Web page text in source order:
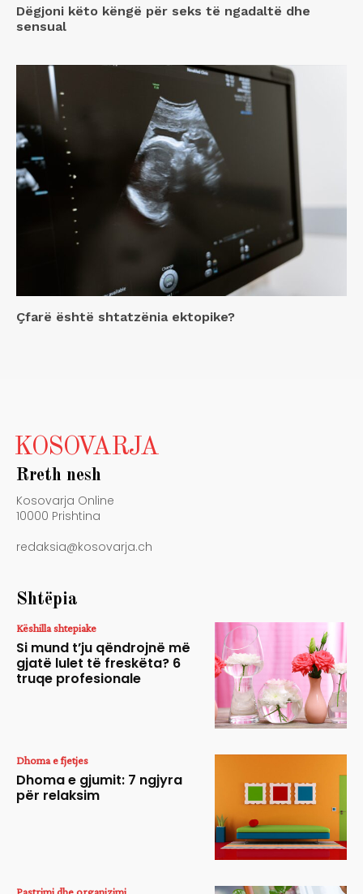
Dëgjoni këto këngë për seks të ngadaltë dhe
sensual
Çfarë është shtatzënia ektopike?
KOSOVARJA
Rreth nesh
Kosovarja Online
10000 Prishtina
redaksia@kosovarja.ch
Shtëpia
Këshilla shtepiake
Si mund t’ju qëndrojnë më
gjatë lulet të freskëta? 6
truqe profesionale
Dhoma e fjetjes
Dhoma e gjumit: 7 ngjyra
për relaksim